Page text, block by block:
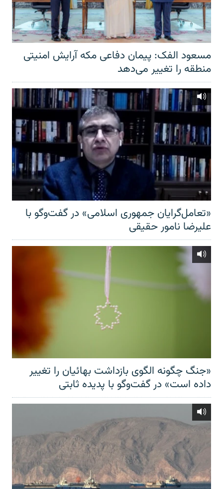
مسعود الفک: پیمان دفاعی مکه آرایش امنیتی
منطقه را تغییر می‌دهد
«تعامل‌گرایان جمهوری اسلامی» در گفت‌وگو با
علیرضا نامور حقیقی
«جنگ چگونه الگوی بازداشت بهائیان را تغییر
داده است» در گفت‌وگو با پدیده ثابتی